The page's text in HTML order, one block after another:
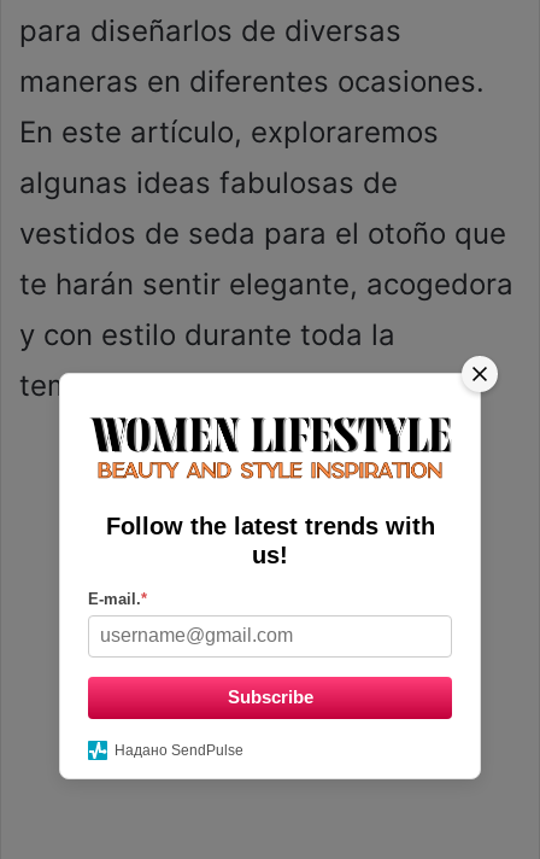
para diseñarlos de diversas
maneras en diferentes ocasiones.
En este artículo, exploraremos
algunas ideas fabulosas de
vestidos de seda para el otoño que
te harán sentir elegante, acogedora
y con estilo durante toda la
temporada.
Follow the latest trends with
us!
E-mail.*
Subscribe
Надано SendPulse